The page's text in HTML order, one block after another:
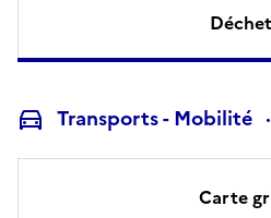
Transports - Mobilité
Carte